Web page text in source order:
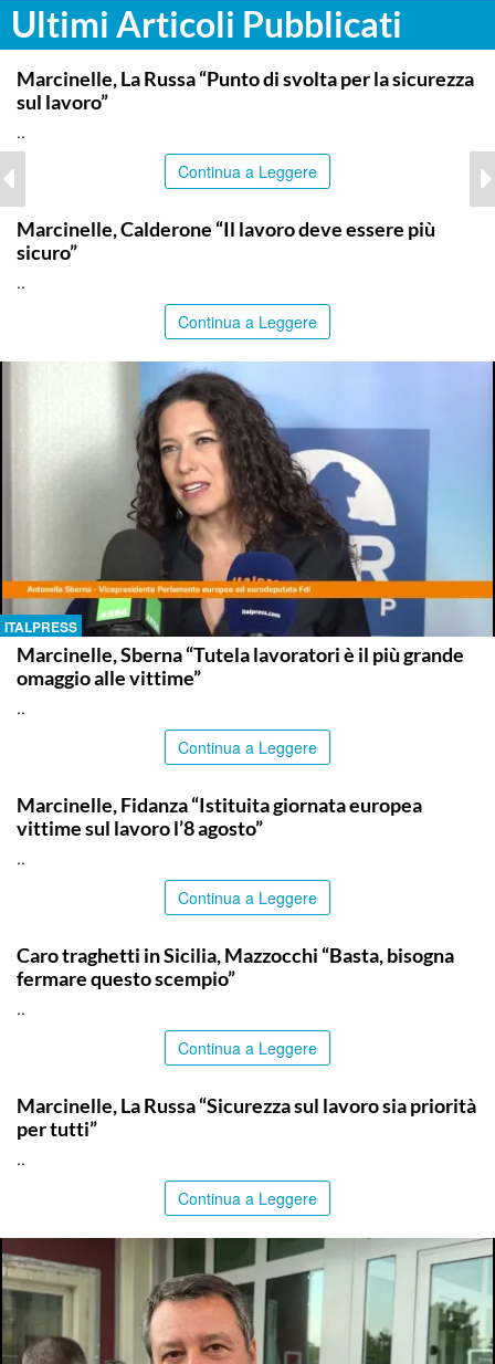
Ultimi Articoli Pubblicati
ITALPRESS
Marcinelle, La Russa “Punto di svolta per la sicurezza
sul lavoro”
..
Continua a Leggere
Marcinelle, Calderone “Il lavoro deve essere più
sicuro”
..
Continua a Leggere
ITALPRESS
Marcinelle, Sberna “Tutela lavoratori è il più grande
omaggio alle vittime”
..
Continua a Leggere
Marcinelle, Fidanza “Istituita giornata europea
vittime sul lavoro l’8 agosto”
..
Continua a Leggere
Caro traghetti in Sicilia, Mazzocchi “Basta, bisogna
fermare questo scempio”
..
Continua a Leggere
Marcinelle, La Russa “Sicurezza sul lavoro sia priorità
per tutti”
..
Continua a Leggere